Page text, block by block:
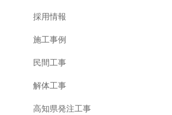
採用情報
施工事例
民間工事
解体工事
高知県発注工事